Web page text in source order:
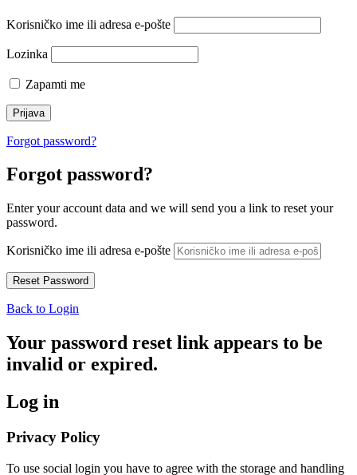
Korisničko ime ili adresa e-pošte
Lozinka
Zapamti me
Forgot password?
Forgot password?
Enter your account data and we will send you a link to reset your
password.
Korisničko ime ili adresa e-pošte
Back to Login
Your password reset link appears to be
invalid or expired.
Log in
Privacy Policy
To use social login you have to agree with the storage and handling